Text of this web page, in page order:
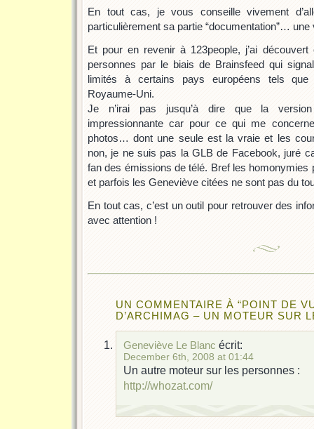
En tout cas, je vous conseille vivement
particulièrement sa partie “documentation”… une
Et pour en revenir à 123people, j’ai
personnes par le biais de Brainsfeed qui
limités à certains pays européens tels que
Royaume-Uni.
Je n’irai pas jusqu’à dire que la
impressionnante car pour ce qui me
photos… dont une seule est la vraie et les
non, je ne suis pas la GLB de Facebook, juré
fan des émissions de télé. Bref les homonymies
et parfois les Geneviève citées ne sont pas du
En tout cas, c’est un outil pour retrouver des
avec attention !
UN COMMENTAIRE À “POINT DE
D’ARCHIMAG – UN MOTEUR SUR
Geneviève Le Blanc écrit:
December 6th, 2008 at 01:44
Un autre moteur sur les personnes :
http://whozat.com/